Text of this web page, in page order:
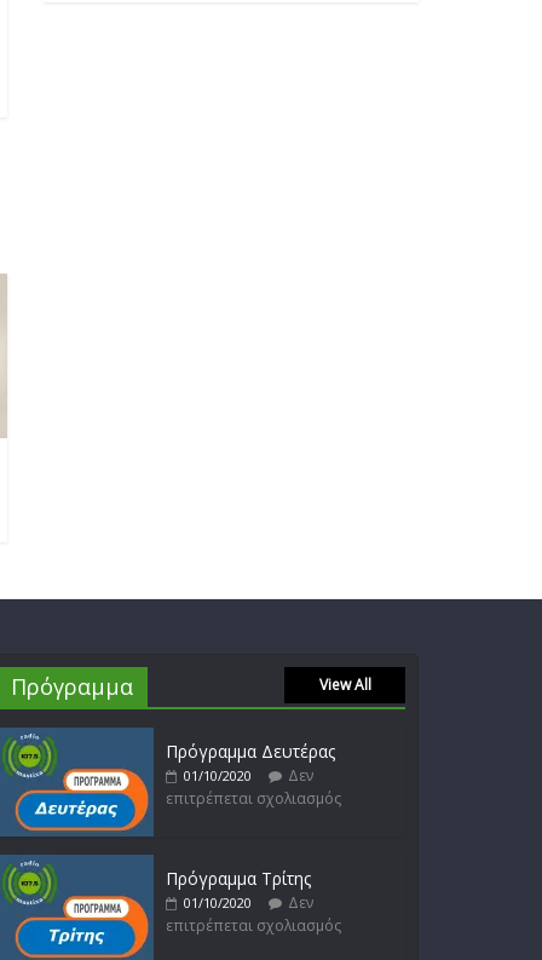
Πρόγραμμα View All
Πρόγραμμα Δευτέρας
01/10/2020
Δεν
επιτρέπεται σχολιασμός
Πρόγραμμα Τρίτης
01/10/2020
Δεν
επιτρέπεται σχολιασμός